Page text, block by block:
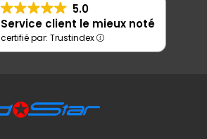
5.0
Service client le mieux noté
certifié par: Trustindex